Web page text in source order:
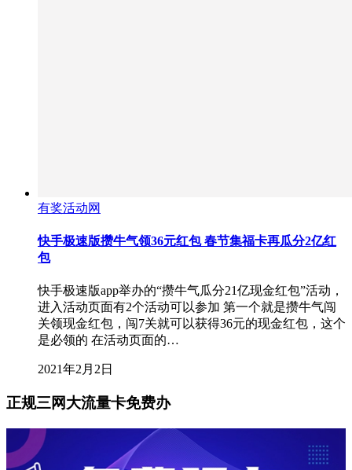
有奖活动网
快手极速版攒牛气领36元红包 春节集福卡再瓜分2亿红
包
快手极速版app举办的“攒牛气瓜分21亿现金红包”活动，
进入活动页面有2个活动可以参加 第一个就是攒牛气闯
关领现金红包，闯7关就可以获得36元的现金红包，这个
是必领的 在活动页面的…
2021年2月2日
正规三网大流量卡免费办